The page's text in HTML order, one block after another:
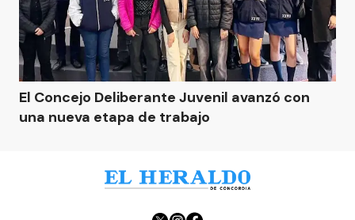
El Concejo Deliberante Juvenil avanzó con
una nueva etapa de trabajo